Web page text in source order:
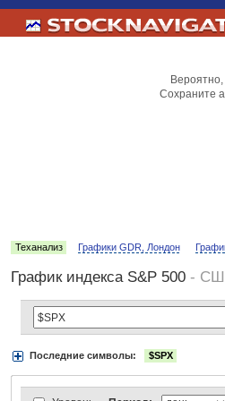
Сохраните
Теханализ Графики GDR, Лондон
График индекса S&P 500 -
Последние символы:
$SPX
АДР Нью-Йорк:
Вымпелком Газпром